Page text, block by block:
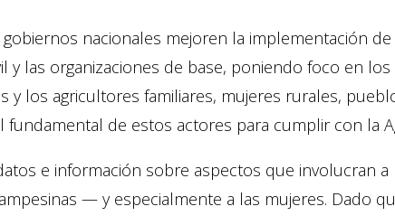
nacionales mejoren la implementación
y las organizaciones de base, poniendo foco en los
y los agricultores familiares, mujeres rurales,
de estos actores para cumplir con la
e información sobre aspectos que involucran
— y especialmente a las mujeres. Dado